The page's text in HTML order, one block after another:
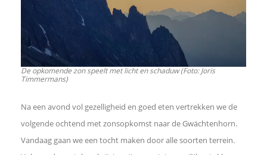
De opkomende zon speelt met licht en schaduw (Foto: Joris
Timmermans)
Na een avond vol gezelligheid en goed eten vertrekken we de
volgende ochtend met zonsopkomst naar de Gwächtenhorn.
Vandaag gaan we een tocht maken door alle soorten terrein.